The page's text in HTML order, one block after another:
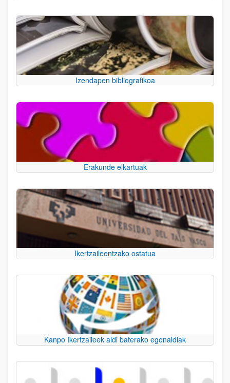
Izendapen bibliografikoa
Erakunde elkartuak
Ikertzaileentzako ostatua
Kanpo Ikertzaileek aldi baterako egonaldiak